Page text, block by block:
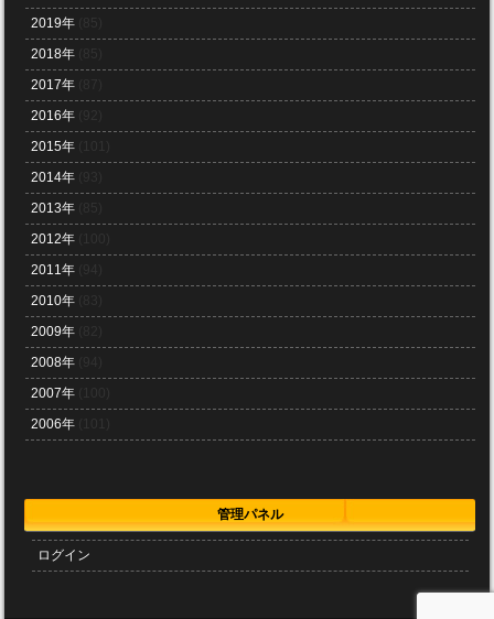
2019年
2018年
2017年
2016年
2015年
2014年
2013年
2012年
2011年
2010年
2009年
2008年
2007年
2006年
管理パネル
ログイン